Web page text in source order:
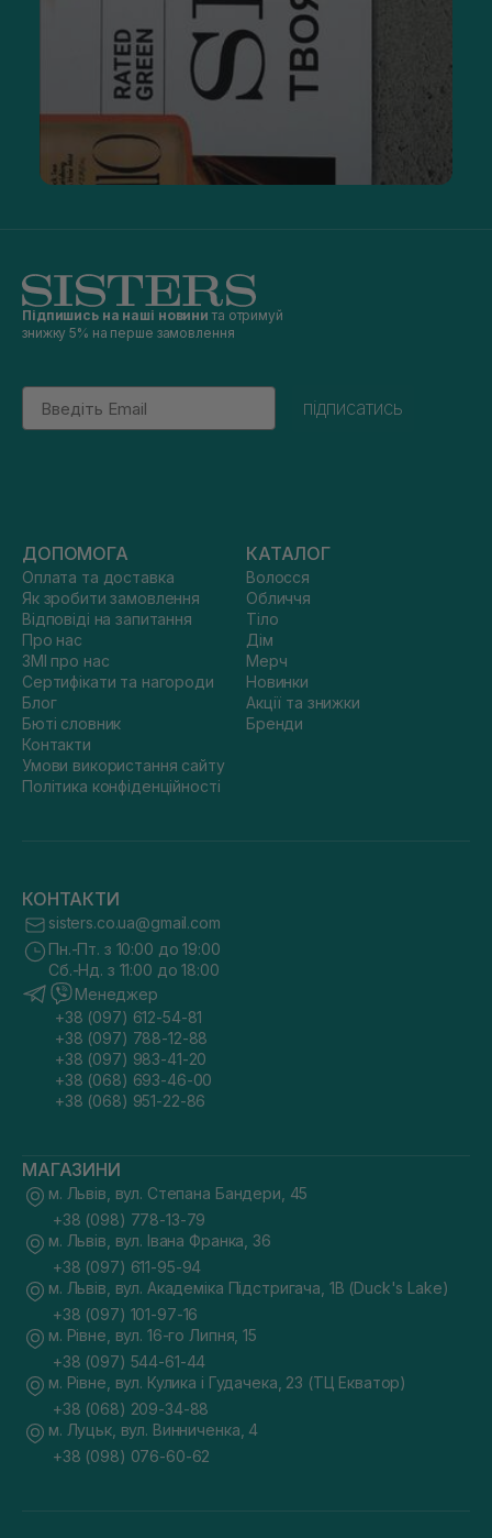
Підпишись на наші новини та отримуй
знижку 5% на перше замовлення
Email
підписатись
ДОПОМОГА
Оплата та доставка
Як зробити замовлення
Відповіді на запитання
Про нас
ЗМІ про нас
Сертифікати та нагороди
Блог
Бюті словник
Контакти
Умови використання сайту
Політика конфіденційності
КАТАЛОГ
Волосся
Обличчя
Тіло
Дім
Мерч
Новинки
Акції та знижки
Бренди
КОНТАКТИ
sisters.co.ua@gmail.com
Пн.-Пт. з 10:00 до 19:00
Сб.-Нд. з 11:00 до 18:00
Менеджер
+38 (097) 612-54-81
+38 (097) 788-12-88
+38 (097) 983-41-20
+38 (068) 693-46-00
+38 (068) 951-22-86
МАГАЗИНИ
м. Львів, вул. Степана Бандери, 45
+38 (098) 778-13-79
м. Львів, вул. Івана Франка, 36
+38 (097) 611-95-94
м. Львів, вул. Академіка Підстригача, 1В (Duck's Lake)
+38 (097) 101-97-16
м. Рівне, вул. 16-го Липня, 15
+38 (097) 544-61-44
м. Рівне, вул. Кулика і Гудачека, 23 (ТЦ Екватор)
+38 (068) 209-34-88
м. Луцьк, вул. Винниченка, 4
+38 (098) 076-60-62